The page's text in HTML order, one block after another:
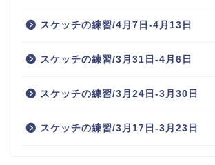
スケッチの練習/4月7日-4月13日
スケッチの練習/3月31日-4月6日
スケッチの練習/3月24日-3月30日
スケッチの練習/3月17日-3月23日